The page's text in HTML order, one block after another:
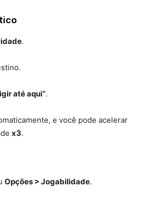
.
até aqui”.
e você pode acelerar
x3.
Opções > Jogabilidade.